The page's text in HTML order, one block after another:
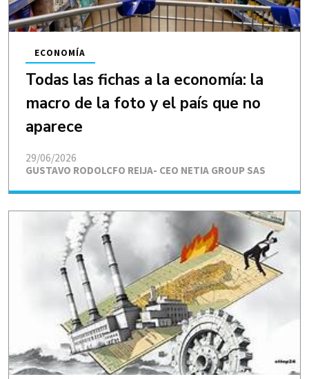
Todas las fichas a la economía: la
macro de la foto y el país que no
aparece
GUSTAVO RODOLCFO REIJA- CEO NETIA GROUP SAS
ECONOMÍA
29/06/2026